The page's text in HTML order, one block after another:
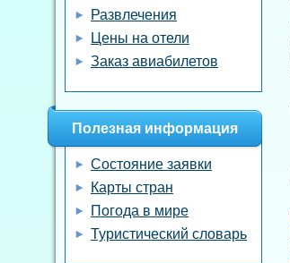
Развлечения
Цены на отели
Заказ авиабилетов
Полезная информация
Состояние заявки
Карты стран
Погода в мире
Туристический словарь